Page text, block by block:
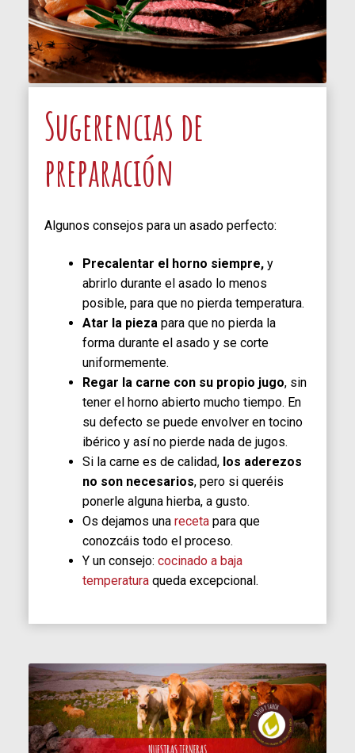
Sugerencias de
preparación
Algunos consejos para un asado perfecto:
Precalentar el horno siempre, y
abrirlo durante el asado lo menos
posible, para que no pierda temperatura.
Atar la pieza para que no pierda la
forma durante el asado y se corte
uniformemente.
Regar la carne con su propio jugo, sin
tener el horno abierto mucho tiempo. En
su defecto se puede envolver en tocino
ibérico y así no pierde nada de jugos.
Si la carne es de calidad, los aderezos
no son necesarios, pero si queréis
ponerle alguna hierba, a gusto.
Os dejamos una receta para que
conozcáis todo el proceso.
Y un consejo: cocinado a baja
temperatura queda excepcional.